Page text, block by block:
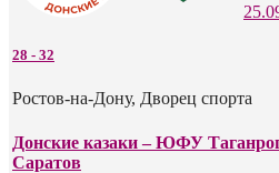
28 - 32
Ростов-на-Дону, Дворец спорта
Донские казаки – ЮФУ
Саратов